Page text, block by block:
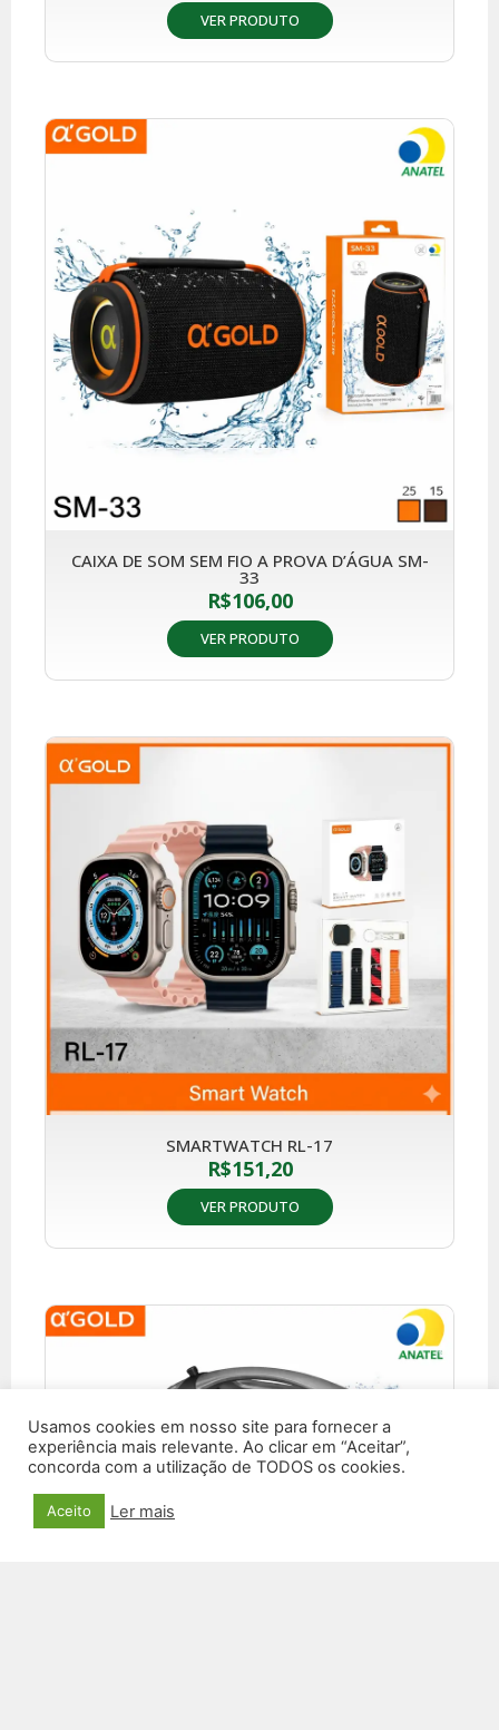
VER PRODUTO
CAIXA DE SOM SEM FIO A PROVA D’ÁGUA SM-
33
R$106,00
VER PRODUTO
SMARTWATCH RL-17
R$151,20
VER PRODUTO
Usamos cookies em nosso site para fornecer a
experiência mais relevante. Ao clicar em “Aceitar”,
concorda com a utilização de TODOS os cookies.
Aceito Ler mais